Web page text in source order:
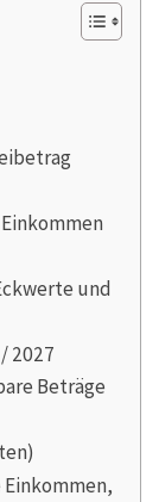
und
2027
Beträge